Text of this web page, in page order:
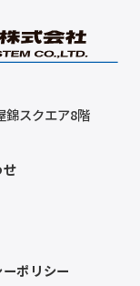
錦スクエア8階
ポリシー